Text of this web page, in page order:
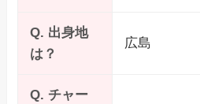
Q. 出身地
は？
広島
Q. チャー